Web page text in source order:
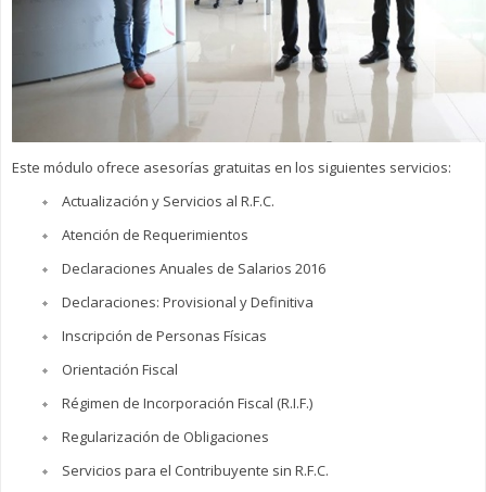
Este módulo ofrece asesorías gratuitas en los siguientes servicios:
Actualización y Servicios al R.F.C.
Atención de Requerimientos
Declaraciones Anuales de Salarios 2016
Declaraciones: Provisional y Definitiva
Inscripción de Personas Físicas
Orientación Fiscal
Régimen de Incorporación Fiscal (R.I.F.)
Regularización de Obligaciones
Servicios para el Contribuyente sin R.F.C.